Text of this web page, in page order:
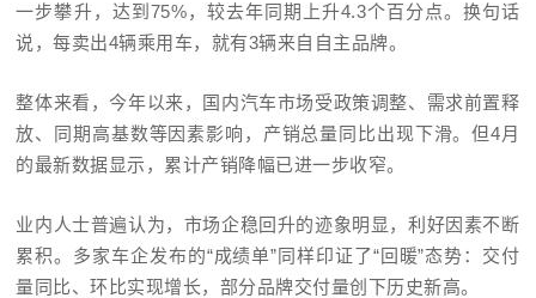
一步攀升，达到75%，较去年同期上升4.3个百分点。换句话
说，每卖出4辆乘用车，就有3辆来自自主品牌。
整体来看，今年以来，国内汽车市场受政策调整、需求前置释
放、同期高基数等因素影响，产销总量同比出现下滑。但4月
的最新数据显示，累计产销降幅已进一步收窄。
业内人士普遍认为， 市场企稳回升的迹象明显，利好因素不断
累积。多家车企发布的“成绩单”同样印证了“回暖”态势：交付
量同比、环比实现增长，部分品牌交付量创下历史新高。